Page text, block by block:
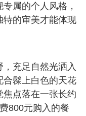
属的个人风格，
特的审美才能体现
充足自然光洒入
合髹上白色的天花
点落在一张长约
800元购入的餐